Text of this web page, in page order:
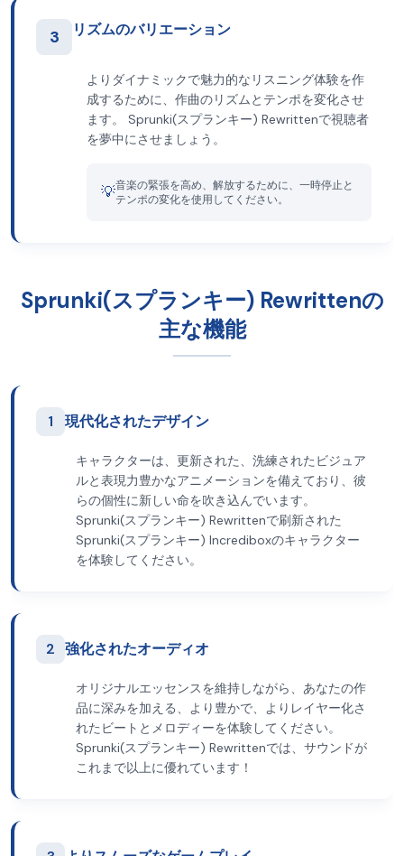
3 リズムのバリエーション
よりダイナミックで魅力的なリスニング体験を作
成するために、作曲のリズムとテンポを変化させ
ます。 Sprunki(スプランキー) Rewrittenで視聴者
を夢中にさせましょう。
💡音楽の緊張を高め、解放するために、一時停止と
テンポの変化を使用してください。
Sprunki(スプランキー) Rewrittenの
主な機能
1 現代化されたデザイン
キャラクターは、更新された、洗練されたビジュア
ルと表現力豊かなアニメーションを備えており、彼
らの個性に新しい命を吹き込んでいます。
Sprunki(スプランキー) Rewrittenで刷新された
Sprunki(スプランキー) Incrediboxのキャラクター
を体験してください。
2 強化されたオーディオ
オリジナルエッセンスを維持しながら、あなたの作
品に深みを加える、より豊かで、よりレイヤー化さ
れたビートとメロディーを体験してください。
Sprunki(スプランキー) Rewrittenでは、サウンドが
これまで以上に優れています！